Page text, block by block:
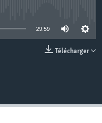
29:59
Télécharger